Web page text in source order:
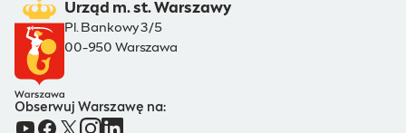
Urząd m. st. Warszawy
Pl. Bankowy 3/5
00-950 Warszawa
Obserwuj Warszawę na: